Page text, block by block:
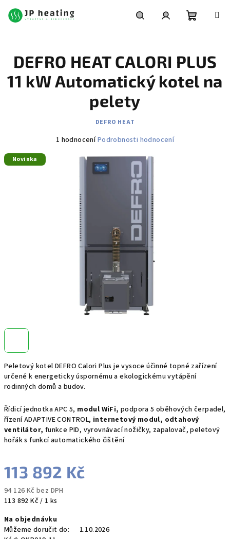
obsah
košík
Peletový kotel DEFRO Calori Plus je vysoce účinné topné zařízení
určené k energeticky úspornému a ekologickému vytápění
rodinných domů a budov.
Řídicí jednotka APC 5, modul WiFi, podpora 5 oběhových čerpadel,
řízení ADAPTIVE CONTROL, internetový modul, odtahový
ventilátor, funkce PID, vyrovnávací nožičky, zapalovač, peletový
hořák s funkcí automatického čištění
113 892 Kč
94 126 Kč bez DPH
Měrná
113 892 Kč / 1 ks
Na objednávku
Můžeme doručit do:
1.10.2026
DEFRO HEAT CALORI PLUS
11 kW Automatický kotel na
pelety
DEFRO HEAT
Průměrné
produktu
hvězdiček.
1 hodnoceníPodrobnosti hodnocení
Novinka